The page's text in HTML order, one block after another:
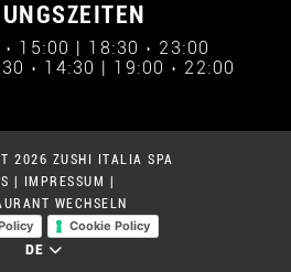
15:00 | 18:30 › 23:00
› 14:30 | 19:00 › 22:00
2026 ZUSHI ITALIA SPA
IMPRESSUM
WECHSELN
Cookie Policy
DE